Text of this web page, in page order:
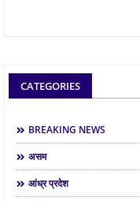
CATEGORIES
BREAKING NEWS
असम
आंध्र प्रदेश